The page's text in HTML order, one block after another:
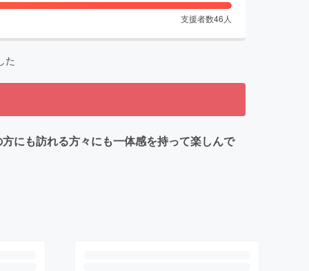
支援者数46 人
た
にも訪れる方々にも一体感を持って楽しんで